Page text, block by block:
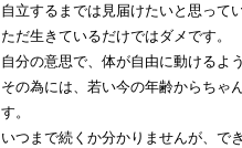
自立するまでは見届けたいと思って
ただ生きているだけではダメです。
自分の意思で、体が自由に動けるよ
その為には、若い今の年齢からちゃ
す。
いつまで続くか分かりませんが、で